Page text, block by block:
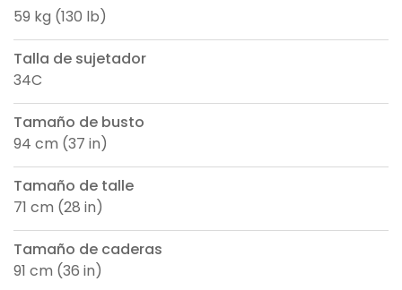
59 kg (130 lb)
Talla de sujetador
34C
Tamaño de busto
94 cm (37 in)
Tamaño de talle
71 cm (28 in)
Tamaño de caderas
91 cm (36 in)